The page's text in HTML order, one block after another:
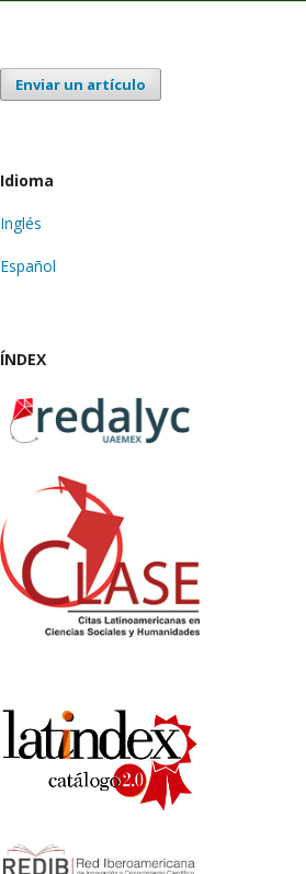
Enviar un artículo
Idioma
Inglés
Español
ÍNDEX